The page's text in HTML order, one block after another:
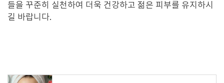
들을 꾸준히 실천하여 더욱 건강하고 젊은 피부를 유지하시
길 바랍니다.